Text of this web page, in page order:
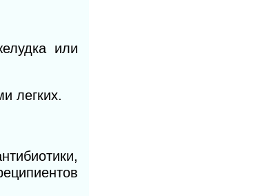
или
легких.